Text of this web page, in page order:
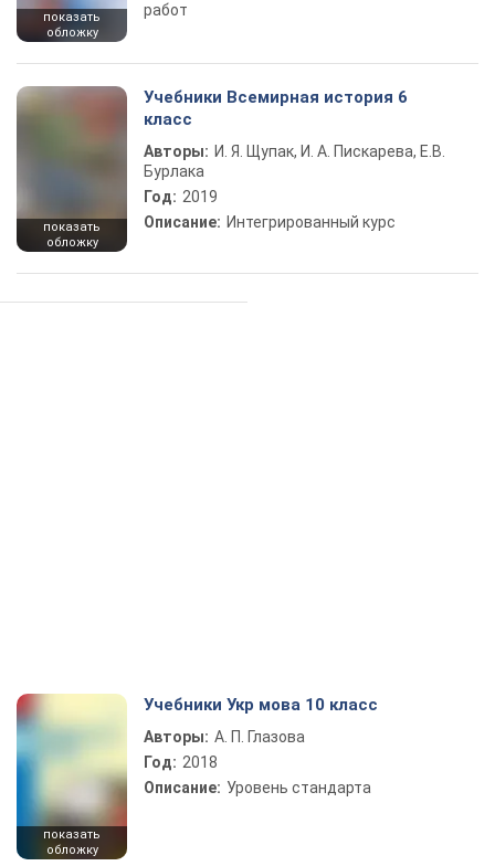
показать
обложку
работ
показать
обложку
Учебники Всемирная история 6
класс
Авторы: И. Я. Щупак, И. А. Пискарева, Е.В.
Бурлака
Год: 2019
Описание: Интегрированный курс
показать
обложку
Учебники Укр мова 10 класс
Авторы: А. П. Глазова
Год: 2018
Описание: Уровень стандарта